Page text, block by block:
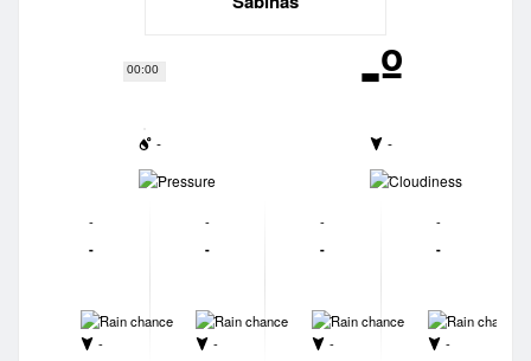
00:00 -º
-
-
-
-
-
-
-
-
-
-
-
-
-
-
-
-
-
-
-
-